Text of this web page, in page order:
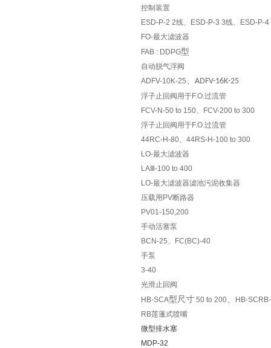
控制装置
ESD-P-2 2线、ESD-P-3 3线、ESD-P-4
FO-最大滤波器
FAB : DDPG型
自动脱气浮阀
ADFV-10K-25、 ADFV-16K-25
浮子止回阀用于F.O.过流管
FCV-N-50 to 150、
FCV-200 to 300
浮子止回阀用于F.O.过流管
44RC-H-80、 44RS-H-100 to 300
LO-最大滤波器
LAⅢ-100 to 400
LO-最大滤波器滤池污泥收集器
压载用 PV断路器
PV01-150,200
手动活塞泵
BCN-25、
FC(BC)-40
手泵
3-40
光滑止回阀
HB-SCA型尺寸 50 to 200
HB-
RB莲蓬式喷嘴
微型排水塞
MDP-32